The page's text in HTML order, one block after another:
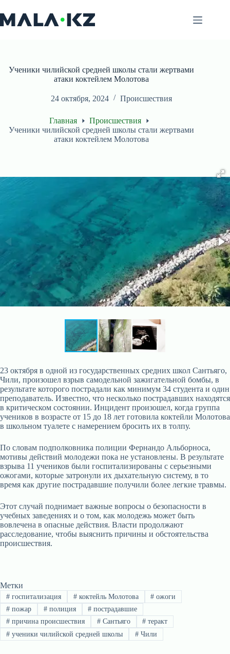
к
сути
Ученики чилийской средней школы стали жертвами
атаки коктейлем Молотова
24 октября, 2024 Происшествия
Главная
Происшествия
Ученики чилийской средней школы стали жертвами
атаки коктейлем Молотова
23 октября в одной из государственных средних школ Сантьяго,
Чили, произошел взрыв самодельной зажигательной бомбы, в
результате которого пострадали как минимум 34 студента и один
преподаватель. Известно, что несколько пострадавших находятся
в критическом состоянии. Инцидент произошел, когда группа
учеников в возрасте от 15 до 18 лет готовила коктейли Молотова
в школьном туалете с намерением бросить их в толпу.
По словам подполковника полиции Фернандо Альборноса,
мотивы действий молодежи пока не установлены. В результате
взрыва 11 учеников были госпитализированы с серьезными
ожогами, которые затронули их дыхательную систему, в то
время как другие пострадавшие получили более легкие травмы.
Этот случай поднимает важные вопросы о безопасности в
учебных заведениях и о том, как молодежь может быть
вовлечена в опасные действия. Власти продолжают
расследование, чтобы выяснить причины и обстоятельства
происшествия.
Метки
#госпитализация #коктейль Молотова # ожоги
#пожар #полиция # пострадавшие
#причина происшествия #Сантьяго # теракт
#ученики чилийской средней школы #Чили